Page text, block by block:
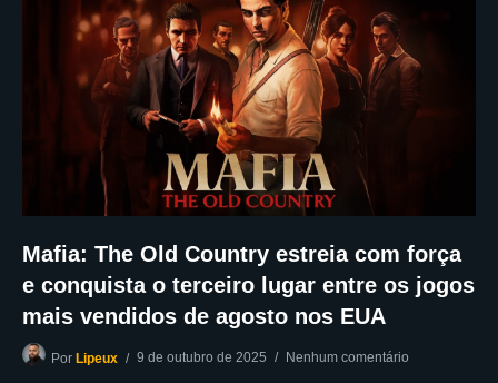
Mafia: The Old Country estreia com força
e conquista o terceiro lugar entre os jogos
mais vendidos de agosto nos EUA
Por Lipeux 9 de outubro de 2025 Nenhum comentário